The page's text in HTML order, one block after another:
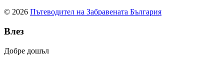
© 2026 Пътеводител на Забравената България
Влез
Добре дошъл